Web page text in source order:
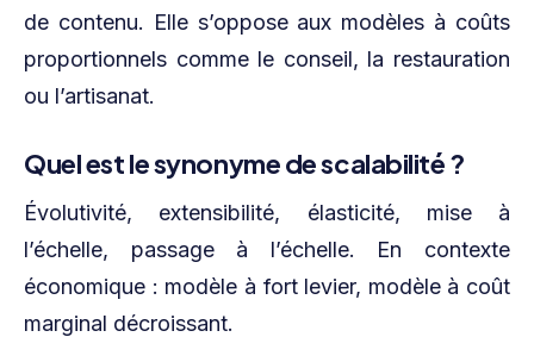
de contenu. Elle s’oppose aux modèles à coûts
proportionnels comme le conseil, la restauration
ou l’artisanat.
Quel est le synonyme de scalabilité ?
Évolutivité, extensibilité, élasticité, mise à
l’échelle, passage à l’échelle. En contexte
économique : modèle à fort levier, modèle à coût
marginal décroissant.